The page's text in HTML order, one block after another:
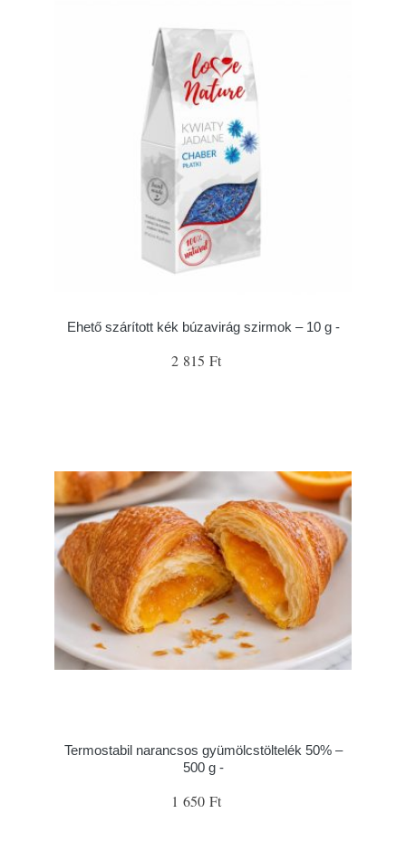
Ehető szárított kék búzavirág szirmok – 10 g -
2 815 Ft
Termostabil narancsos gyümölcstöltelék 50% –
500 g -
1 650 Ft